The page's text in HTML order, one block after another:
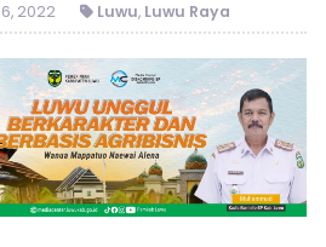
2022 Luwu, Luwu Raya